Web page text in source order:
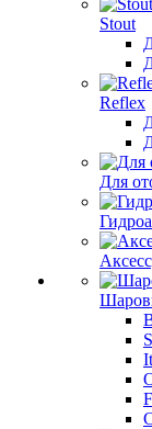
Stout
Reflex
Для